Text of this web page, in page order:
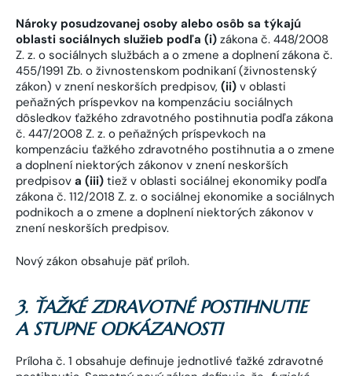
Nároky posudzovanej osoby alebo osôb sa týkajú
oblasti sociálnych služieb podľa (i) zákona č. 448/2008
Z. z. o sociálnych službách a o zmene a doplnení zákona č.
455/1991 Zb. o živnostenskom podnikaní (živnostenský
zákon) v znení neskorších predpisov, (ii) v oblasti
peňažných príspevkov na kompenzáciu sociálnych
dôsledkov ťažkého zdravotného postihnutia podľa zákona
č. 447/2008 Z. z. o peňažných príspevkoch na
kompenzáciu ťažkého zdravotného postihnutia a o zmene
a doplnení niektorých zákonov v znení neskorších
predpisov a (iii) tiež v oblasti sociálnej ekonomiky podľa
zákona č. 112/2018 Z. z. o sociálnej ekonomike a sociálnych
podnikoch a o zmene a doplnení niektorých zákonov v
znení neskorších predpisov.
Nový zákon obsahuje päť príloh.
3. ŤAŽKÉ ZDRAVOTNÉ POSTIHNUTIE
A STUPNE ODKÁZANOSTI
Príloha č. 1 obsahuje definuje jednotlivé ťažké zdravotné